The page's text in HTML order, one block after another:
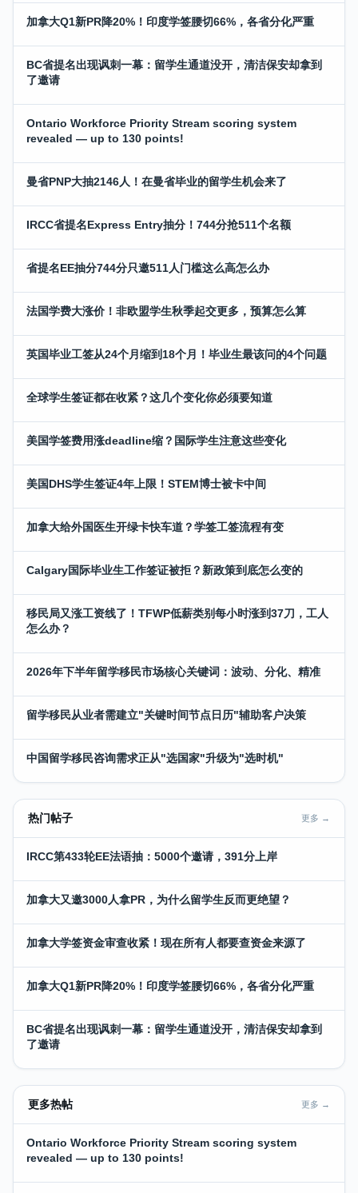
加拿大Q1新PR降20%！印度学签腰切66%，各省分化严重
BC省提名出现讽刺一幕：留学生通道没开，清洁保安却拿到
了邀请
Ontario Workforce Priority Stream scoring system
revealed — up to 130 points!
曼省PNP大抽2146人！在曼省毕业的留学生机会来了
IRCC省提名Express Entry抽分！744分抢511个名额
省提名EE抽分744分只邀511人门槛这么高怎么办
法国学费大涨价！非欧盟学生秋季起交更多，预算怎么算
英国毕业工签从24个月缩到18个月！毕业生最该问的4个问题
全球学生签证都在收紧？这几个变化你必须要知道
美国学签费用涨deadline缩？国际学生注意这些变化
美国DHS学生签证4年上限！STEM博士被卡中间
加拿大给外国医生开绿卡快车道？学签工签流程有变
Calgary国际毕业生工作签证被拒？新政策到底怎么变的
移民局又涨工资线了！TFWP低薪类别每小时涨到37刀，工人
怎么办？
2026年下半年留学移民市场核心关键词：波动、分化、精准
留学移民从业者需建立"关键时间节点日历"辅助客户决策
中国留学移民咨询需求正从"选国家"升级为"选时机"
热门帖子 更多 →
IRCC第433轮EE法语抽：5000个邀请，391分上岸
加拿大又邀3000人拿PR，为什么留学生反而更绝望？
加拿大学签资金审查收紧！现在所有人都要查资金来源了
加拿大Q1新PR降20%！印度学签腰切66%，各省分化严重
BC省提名出现讽刺一幕：留学生通道没开，清洁保安却拿到
了邀请
更多热帖 更多 →
Ontario Workforce Priority Stream scoring system
revealed — up to 130 points!